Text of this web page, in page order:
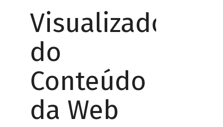
Visualizador
do
Conteúdo
da Web